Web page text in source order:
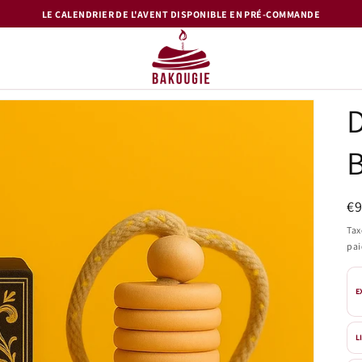
LE CALENDRIER DE L'AVENT DISPONIBLE EN PRÉ-COMMANDE